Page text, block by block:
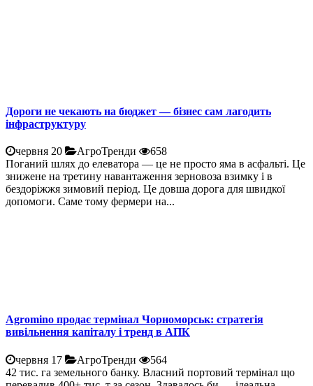
Дороги не чекають на бюджет — бізнес сам лагодить
інфраструктуру
червня 20 АгроТренди
658
Поганий шлях до елеватора — це не просто яма в асфальті. Це
знижене на третину навантаження зерновоза взимку і в
бездоріжжя зимовий період. Це довша дорога для швидкої
допомоги. Саме тому фермери на...
Agromino продає термінал Чорноморськ: стратегія
вивільнення капіталу і тренд в АПК
червня 17 АгроТренди
564
42 тис. га земельного банку. Власний портовий термінал що